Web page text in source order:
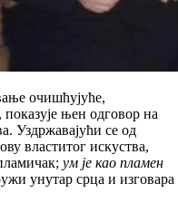
очишћујуће,
показује њен одговор на
Уздржавајући се од
властитог искуства,
ум је као пламен
унутар срца и изговара